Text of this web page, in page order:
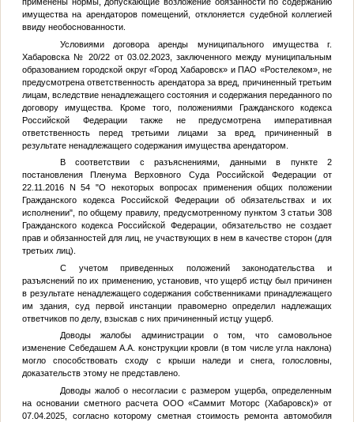
имущества на арендаторов помещений, отклоняется судебной коллегией
ввиду необоснованности.
Условиями договора аренды муниципального имущества г.
Хабаровска № 20/22 от 03.02.2023, заключенного между муниципальным
образованием городской округ «Город Хабаровск» и ПАО «Ростелеком», не
предусмотрена ответственность арендатора за вред, причиненный третьим
лицам, вследствие ненадлежащего состояния и содержания переданного по
договору имущества. Кроме того, положениями Гражданского кодекса
Российской Федерации также не предусмотрена императивная
ответственность перед третьими лицами за вред, причиненный в
результате ненадлежащего содержания имущества арендатором.
В соответствии с разъяснениями, данными в пункте 2
постановления Пленума Верховного Суда Российской Федерации от
22.11.2016 N 54 "О некоторых вопросах применения общих положении
Гражданского кодекса Российской Федерации об обязательствах и их
исполнении", по общему правилу, предусмотренному пунктом 3 статьи 308
Гражданского кодекса Российской Федерации, обязательство не создает
прав и обязанностей для лиц, не участвующих в нем в качестве сторон (для
третьих лиц).
С учетом приведенных положений законодательства и
разъяснений по их применению, установив, что ущерб истцу был причинен
в результате ненадлежащего содержания собственниками принадлежащего
им здания, суд первой инстанции правомерно определил надлежащих
ответчиков по делу, взыскав с них причиненный истцу ущерб.
Доводы жалобы администрации о том, что самовольное
изменение Себедашем А.А. конструкции кровли (в том числе угла наклона)
могло способствовать сходу с крыши наледи и снега, голословны,
доказательств этому не представлено.
Доводы жалоб о несогласии с размером ущерба, определенным
на основании сметного расчета ООО «Саммит Моторс (Хабаровск)» от
07.04.2025, согласно которому сметная стоимость ремонта автомобиля